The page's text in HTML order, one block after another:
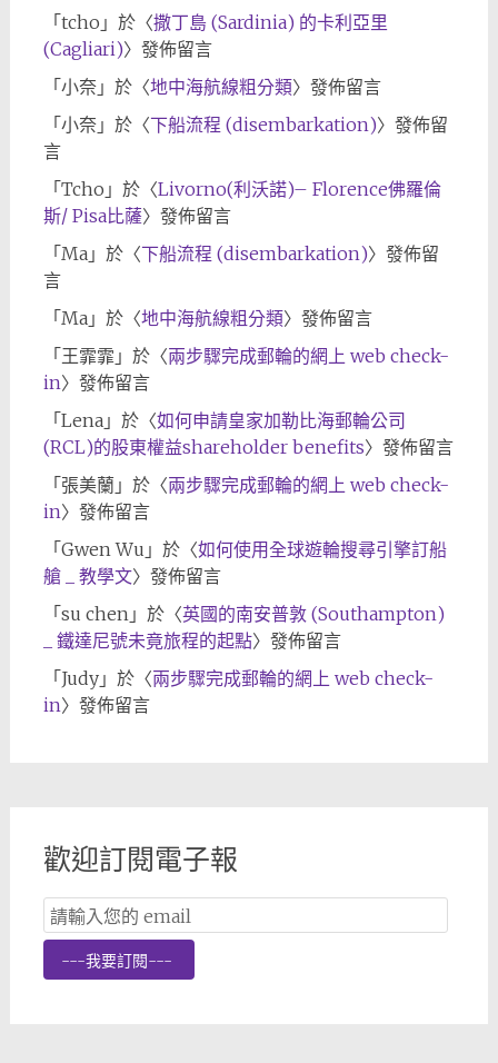
「 tcho 」於〈撒丁島 (Sardinia) 的卡利亞里
(Cagliari)〉發佈留言
「 小奈」於〈地中海航線粗分類〉發佈留言
「 小奈」於〈下船流程 (disembarkation)〉發佈留
言
「 Tcho 」於〈Livorno(利沃諾)– Florence佛羅倫
斯/ Pisa比薩〉發佈留言
「 Ma」於〈下船流程 (disembarkation)〉發佈留
言
「 Ma」於〈地中海航線粗分類〉發佈留言
「 王霏霏」於〈兩步驟完成郵輪的網上 web check-
in〉發佈留言
「 Lena」於〈如何申請皇家加勒比海郵輪公司
(RCL)的股東權益shareholder benefits〉發佈留言
「 張美蘭 」於〈兩步驟完成郵輪的網上 web check-
in〉發佈留言
「 Gwen Wu 」於〈如何使用全球遊輪搜尋引擎訂船
艙 _ 教學文〉發佈留言
「 su chen」於〈英國的南安普敦 (Southampton)
_ 鐵達尼號未竟旅程的起點〉發佈留言
「 Judy」於〈兩步驟完成郵輪的網上 web check-
in〉發佈留言
歡迎訂閱電子報
Email
Subscription
---我要訂閱---